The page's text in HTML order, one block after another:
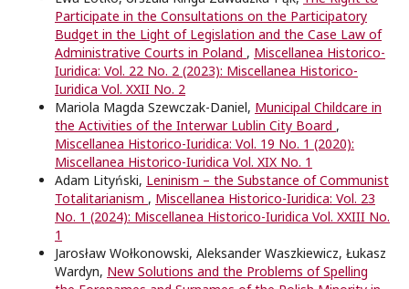
Participate in the Consultations on the Participatory
Budget in the Light of Legislation and the Case Law of
Administrative Courts in Poland , Miscellanea Historico-
Iuridica: Vol. 22 No. 2 (2023): Miscellanea Historico-
Iuridica Vol. XXII No. 2
Mariola Magda Szewczak-Daniel, Municipal Childcare in
the Activities of the Interwar Lublin City Board ,
Miscellanea Historico-Iuridica: Vol. 19 No. 1 (2020):
Miscellanea Historico-Iuridica Vol. XIX No. 1
Adam Lityński, Leninism – the Substance of Communist
Totalitarianism , Miscellanea Historico-Iuridica: Vol. 23
No. 1 (2024): Miscellanea Historico-Iuridica Vol. XXIII No.
1
Jarosław Wołkonowski, Aleksander Waszkiewicz, Łukasz
Wardyn, New Solutions and the Problems of Spelling